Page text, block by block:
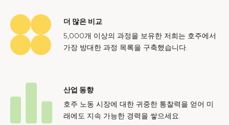
더 많은 비교
5,000개 이상의 과정을 보유한 저희는 호주에서
가장 방대한 과정 목록을 구축했습니다.
산업 동향
호주 노동 시장에 대한 귀중한 통찰력을 얻어 미
래에도 지속 가능한 경력을 쌓으세요.